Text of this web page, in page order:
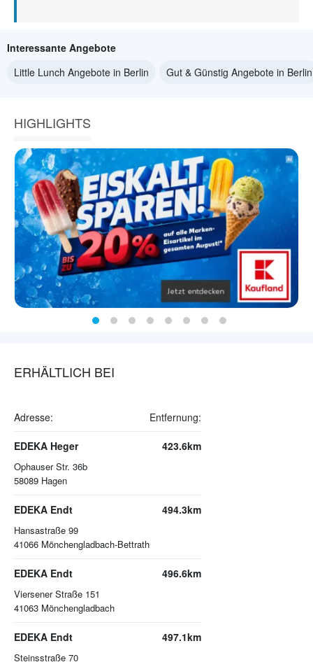
Interessante Angebote
Little Lunch Angebote in Berlin
Gut & Günstig Angebote in Berlin
HIGHLIGHTS
ERHÄLTLICH BEI
Adresse: Entfernung:
EDEKA Heger
Ophauser Str. 36b
58089 Hagen
423.6km
EDEKA Endt
Hansastraße 99
41066 Mönchengladbach-Bettrath
494.3km
EDEKA Endt
Viersener Straße 151
41063 Mönchengladbach
496.6km
EDEKA Endt
Steinsstraße 70
497.1km